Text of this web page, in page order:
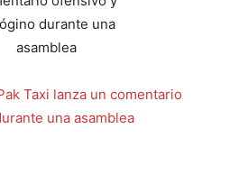
Taxi lanza un comentario
una asamblea